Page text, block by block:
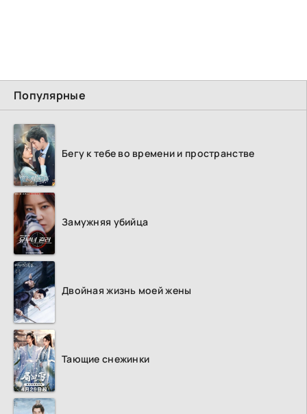
Популярные
Бегу к тебе во времени и пространстве
Замужняя убийца
Двойная жизнь моей жены
Тающие снежинки